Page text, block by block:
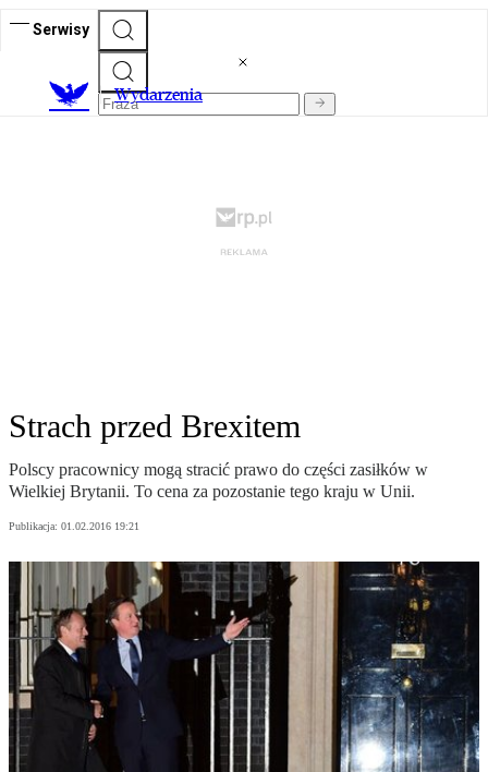
Serwisy
Wydarzenia
Strach przed Brexitem
Polscy pracownicy mogą stracić prawo do części zasiłków w
Wielkiej Brytanii. To cena za pozostanie tego kraju w Unii.
Publikacja: 01.02.2016 19:21